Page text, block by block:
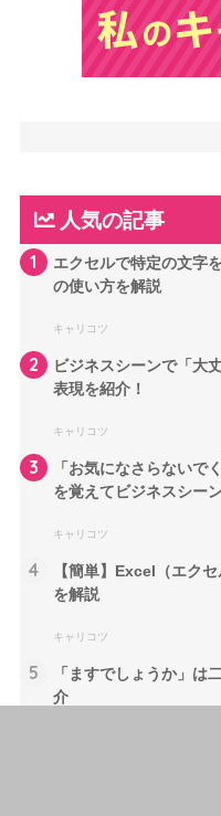
人気の記事
1
エクセルで特定の文字
の使い方を解説
キャリコツ
2
ビジネスシーンで「大
表現を紹介！
キャリコツ
3
「お気になさらないで
を覚えてビジネスシー
キャリコツ
4
【簡単】Excel（エク
を解説
キャリコツ
5
「ますでしょうか」は
介